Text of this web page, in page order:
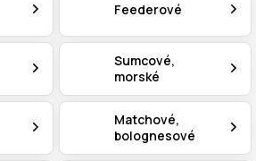
Feederové
Sumcové,
morské
Matchové,
bolognesové